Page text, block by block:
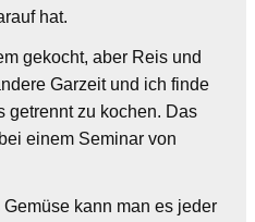
hat.
gekocht, aber Reis und
Garzeit und ich finde
getrennt zu kochen. Das
einem Seminar von
kann man es jeder